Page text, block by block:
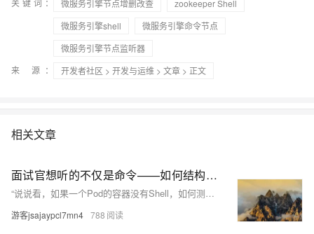
关键词：
微服务引擎节点增删改查
zookeeper Shell
微服务引擎shell
微服务引擎命令节点
微服务引擎节点监听器
来 源：
开发者社区 > 开发与运维 > 文章 > 正文
相关文章
面试官想听的不仅是命令——如何结构化回答“容器无Shell时如何测试外网”？
“说说看，如果一个Pod的容器没有Shell，如何测试它能否访问外网？”
游客jsajaypcl7mn4 788